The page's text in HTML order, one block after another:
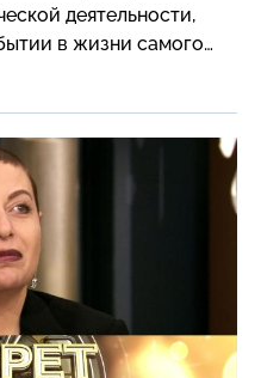
деятельности,
в жизни самого
не все: впервые Стас
семьи — сестра,